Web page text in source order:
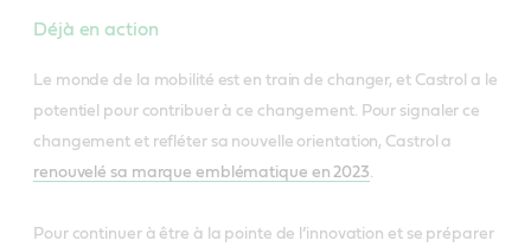
Déjà en action
Le monde de la mobilité est en train de changer, et Castrol a le
potentiel pour contribuer à ce changement. Pour signaler ce
changement et refléter sa nouvelle orientation, Castrol a
renouvelé sa marque emblématique en 2023.
Pour continuer à être à la pointe de l’innovation et se préparer